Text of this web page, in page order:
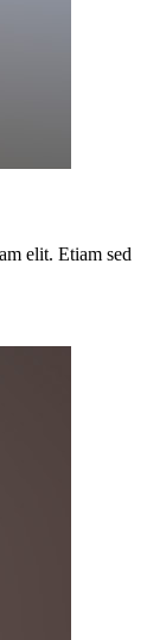
elit. Etiam sed